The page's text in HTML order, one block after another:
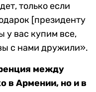
только если
[президенту
вас купим все,
с нами дружили».
между
в Армении, но и в